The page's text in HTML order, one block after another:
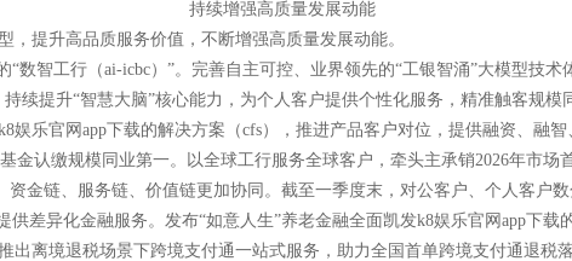
持续增强高质量发展动能
提升高品质服务价值，不断增强高质量发展动能。
数智工行（ai-icbc）”。完善自主可控、业界领先的“工银智涌”大模型技
续提升“智慧大脑”核心能力，为个人客户提供个性化服务，精准触客规模
乐官网app下载的解决方案（cfs），推进产品客户对位，提供融资、融
金认缴规模同业第一。以全球工行服务全球客户，牵头主承销2026年市场
金链、服务链、价值链更加协同。截至一季度末，对公客户、个人客户
差异化金融服务。发布“如意人生”养老金融全面凯发k8娱乐官网app下
离境退税场景下跨境支付通一站式服务，助力全国首单跨境支付通退税落